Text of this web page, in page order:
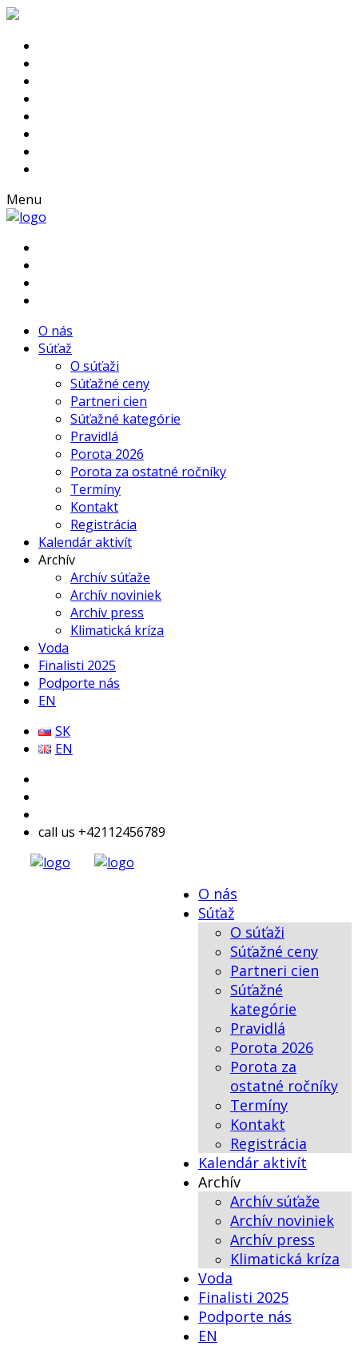
Menu
O nás
Súťaž
O súťaži
Súťažné ceny
Partneri cien
Súťažné kategórie
Pravidlá
Porota 2026
Porota za ostatné ročníky
Termíny
Kontakt
Registrácia
Kalendár aktivít
Archív
Archív súťaže
Archív noviniek
Archív press
Klimatická kríza
Voda
Finalisti 2025
Podporte nás
EN
SK
EN
call us +42112456789
O nás
Súťaž
O súťaži
Súťažné ceny
Partneri cien
Súťažné
kategórie
Pravidlá
Porota 2026
Porota za
ostatné ročníky
Termíny
Kontakt
Registrácia
Kalendár aktivít
Archív
Archív súťaže
Archív noviniek
Archív press
Klimatická kríza
Voda
Finalisti 2025
Podporte nás
EN